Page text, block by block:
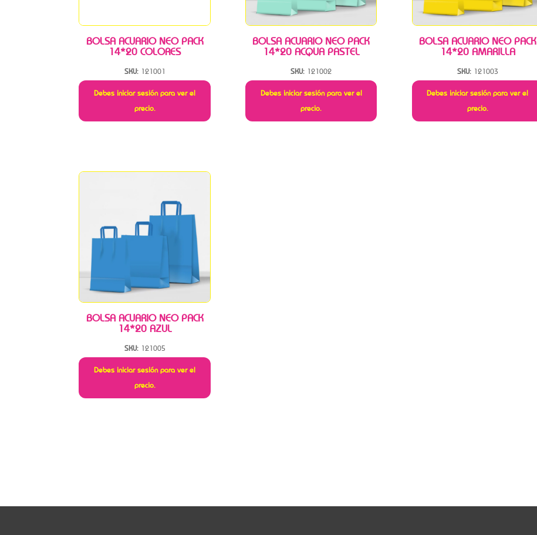
BOLSA ACUARIO NEO PACK
14*20 COLORES
SKU: 121001
Debes iniciar sesión para ver el
precio.
BOLSA ACUARIO NEO PACK
14*20 ACQUA PASTEL
SKU: 121002
Debes iniciar sesión para ver el
precio.
BOLSA ACUARIO NEO PACK
14*20 AMARILLA
SKU: 121003
Debes iniciar sesión para ver el
precio.
BOLSA ACUARIO NEO PACK
14*20 AZUL
SKU: 121005
Debes iniciar sesión para ver el
precio.